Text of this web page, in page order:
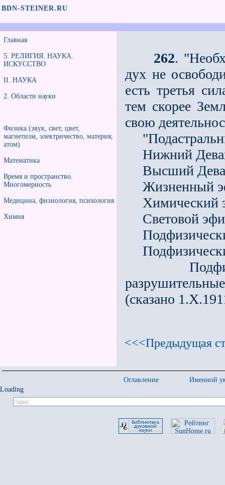
BDN-STEINER.RU
Главная
5. РЕЛИГИЯ. НАУКА.
ИСКУССТВО
II. НАУКА
2. Области науки
Физика (звук, свет, цвет,
магнетизм, электричество, материя,
атом)
Математика
Время и пространство.
Многомерность
Медицина, физиология, психология
Химия
262.
дух не
есть третья
тем скорее
свою
Нижний
Высший
Жизненный
Химический
Световой
(сказано
<<<Предыдущая
Оглавление
Именной
Loading